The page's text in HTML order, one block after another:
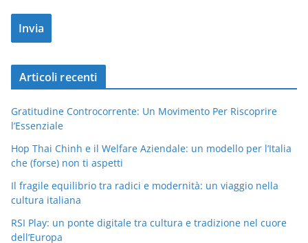
Articoli recenti
Gratitudine Controcorrente: Un Movimento Per Riscoprire
l’Essenziale
Hop Thai Chinh e il Welfare Aziendale: un modello per l’Italia
che (forse) non ti aspetti
Il fragile equilibrio tra radici e modernità: un viaggio nella
cultura italiana
RSI Play: un ponte digitale tra cultura e tradizione nel cuore
dell’Europa